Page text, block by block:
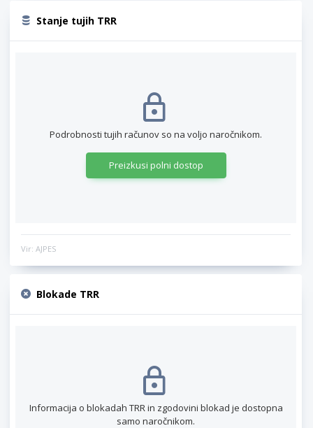
Stanje tujih TRR
Podrobnosti tujih računov so na voljo naročnikom.
Preizkusi polni dostop
Vir: AJPES
Blokade TRR
Informacija o blokadah TRR in zgodovini blokad je dostopna
samo naročnikom.